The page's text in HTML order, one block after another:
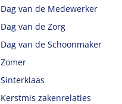
Dag van de Medewerker
Dag van de Zorg
Dag van de Schoonmaker
Zomer
Sinterklaas
Kerstmis zakenrelaties